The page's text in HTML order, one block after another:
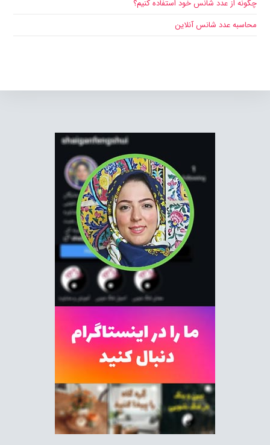
شانس خود استفاده کنیم؟
شانس آنلاین